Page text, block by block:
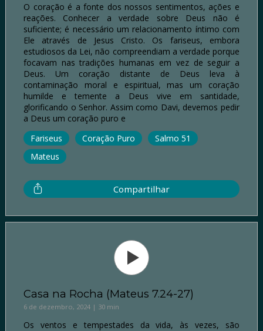
O coração é a fonte dos nossos sentimentos, ações e
reações. Conhecer a verdade sobre Deus não é
suficiente; é necessário um relacionamento íntimo com
Ele através de Jesus Cristo. Os fariseus, embora
estudiosos da Lei, não compreendiam a verdade porque
focavam nas tradições humanas em vez de seguir a
Deus. Um coração distante de Deus leva à
contaminação moral e espiritual, mas um coração
humilde e temente a Deus vive em santidade,
glorificando o Senhor. Assim como Davi, devemos pedir
a Deus um coração puro e
Fariseus
Coração Puro
Salmo 51
Mateus
Compartilhar
Casa na Rocha (Mateus 7.24-27)
6 de dezembro, 2024 | 30 min
Os ventos e tempestades da vida, às vezes, são